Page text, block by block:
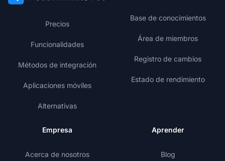
Precios
Funcionalidades
Métodos de integración
Aplicaciones móviles
Alternativas
Base de conocimientos
Área de miembros
Registro de cambios
Estado de rendimiento
Empresa
Acerca de nosotros
Aprender
Blog